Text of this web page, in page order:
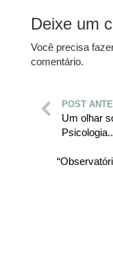
Deixe um
Você precisa
comentário.
POST
Um olhar